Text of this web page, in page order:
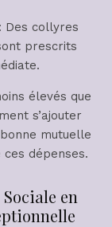
: Des collyres
prescrits
élevés que
s’ajouter
mutuelle
dépenses.
en